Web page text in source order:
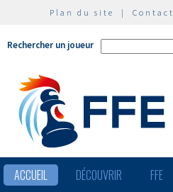
Plan du site | Contact
Rechercher un joueur
ACCUEIL DÉCOUVRIR FFE